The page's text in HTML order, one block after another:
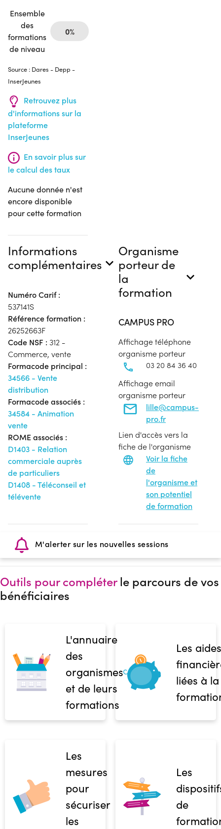
Ensemble
des
formations
de niveau
0%
Source : Dares - Depp -
InserJeunes
Retrouvez plus
d'informations sur la
plateforme
InserJeunes
En savoir plus sur
le calcul des taux
Aucune donnée n'est
encore disponible
pour cette formation
Informations
complémentaires
Numéro Carif :
537141S
Référence formation :
26252663F
Code NSF : 312 -
Commerce, vente
Formacode principal :
34566 - Vente
distribution
Formacode associés :
34584 - Animation
vente
ROME associés :
D1403 - Relation
commerciale auprès
de particuliers
D1408 - Téléconseil et
télévente
Organisme
porteur de
la
formation
CAMPUS PRO
Affichage téléphone
organisme porteur
03 20 84 36 40
Affichage email
organisme porteur
lille@campus-
pro.fr
Lien d'accès vers la
fiche de l'organisme
Voir la fiche
de
l'organisme et
son potentiel
de formation
M'alerter sur les nouvelles sessions
Outils pour compléterle parcours de vos
bénéficiaires
L'annuaire
des
organismes
et de leurs
formations
Les aides
liées à la
Les
mesures
pour
sécuriser
les
Les
de